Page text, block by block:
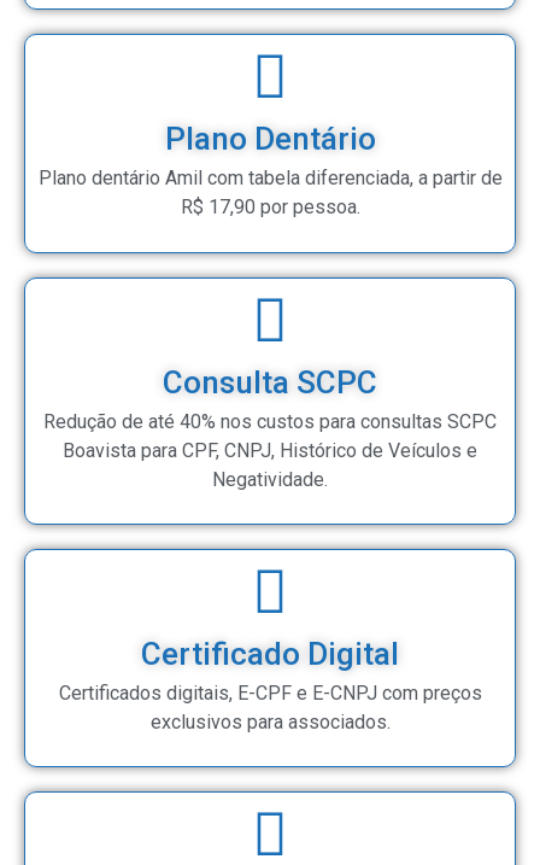
Plano Dentário
Plano dentário Amil com tabela diferenciada, a partir de
R$ 17,90 por pessoa.
Consulta SCPC
Redução de até 40% nos custos para consultas SCPC
Boavista para CPF, CNPJ, Histórico de Veículos e
Negatividade.
Certificado Digital
Certificados digitais, E-CPF e E-CNPJ com preços
exclusivos para associados.